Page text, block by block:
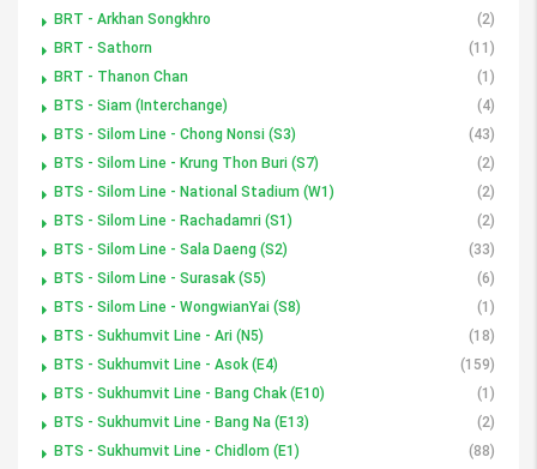
BRT - Arkhan Songkhro
(2)
BRT - Sathorn
(11)
BRT - Thanon Chan
(1)
BTS - Siam (Interchange)
(4)
BTS - Silom Line - Chong Nonsi (S3)
(43)
BTS - Silom Line - Krung Thon Buri (S7)
(2)
BTS - Silom Line - National Stadium (W1)
(2)
BTS - Silom Line - Rachadamri (S1)
(2)
BTS - Silom Line - Sala Daeng (S2)
(33)
BTS - Silom Line - Surasak (S5)
(6)
BTS - Silom Line - WongwianYai (S8)
(1)
BTS - Sukhumvit Line - Ari (N5)
(18)
BTS - Sukhumvit Line - Asok (E4)
(159)
BTS - Sukhumvit Line - Bang Chak (E10)
(1)
BTS - Sukhumvit Line - Bang Na (E13)
(2)
BTS - Sukhumvit Line - Chidlom (E1)
(88)